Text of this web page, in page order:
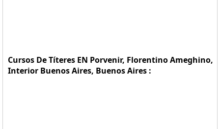
Cursos De Títeres EN Porvenir, Florentino Ameghino,
Interior Buenos Aires, Buenos Aires :